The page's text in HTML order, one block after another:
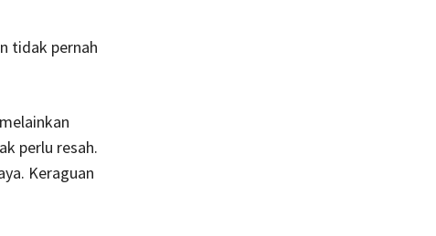
tidak pernah
perlu resah.
Keraguan